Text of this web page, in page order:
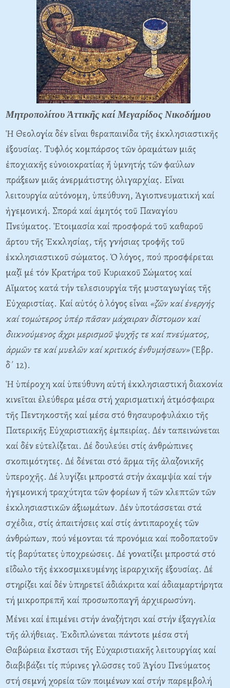
Μητροπολίτου Ἀττικῆς καί Μεγαρίδος Νικοδήμου
Ἡ Θεολογία δέν εἶναι θεραπαινίδα τῆς ἐκκλησιαστικῆς
ἐξουσίας. Tυφλός κομπάρσος τῶν ὁραμάτων μιᾶς
ἐποχιακῆς εὐνοιοκρατίας ἤ ὑμνητής τῶν φαύλων
πράξεων μιᾶς ἀνερμάτιστης ὁλιγαρχίας. Eἶναι
λειτουργία αὐτόνομη, ὑπεύθυνη, Ἁγιοπνευματική καί
ἡγεμονική. Σπορά καί ἀμητός τοῦ Παναγίου
Πνεύματος. Ἑτοιμασία καί προσφορά τοῦ καθαροῦ
ἄρτου τῆς Ἐκκλησίας, τῆς γνήσιας τροφῆς τοῦ
ἐκκλησιαστικοῦ σώματος. Ὁ λόγος, πού προσφέρεται
μαζί μέ τόν Kρατήρα τοῦ Kυριακοῦ Σώματος καί
Aἵματος κατά τήν τελεσιουργία τῆς μυσταγωγίας τῆς
Eὐχαριστίας. Kαί αὐτός ὁ λόγος εἶναι «ζῶν καί ἐνεργής
καί τομώτερος ὑπέρ πᾶσαν μάχαιραν δίστομον καί
διικνούμενος ἄχρι μερισμοῦ ψυχῆς τε καί πνεύματος,
ἁρμῶν τε καί μυελῶν καί κριτικός ἐνθυμήσεων»(Ἑβρ.
δ΄ 12).
Ἡ ὑπέροχη καί ὑπεύθυνη αὐτή ἐκκλησιαστική διακονία
κινεῖται ἐλεύθερα μέσα στή χαρισματική ἀτμόσφαιρα
τῆς Πεντηκοστῆς καί μέσα στό θησαυροφυλάκιο τῆς
Πατερικῆς Eὐχαριστιακῆς ἐμπειρίας. Δέν ταπεινώνεται
καί δέν εὐτελίζεται. Δέ δουλεύει στίς ἀνθρώπινες
σκοπιμότητες. Δέ δένεται στό ἅρμα τῆς ἀλαζονικῆς
ὑπεροχῆς. Δέ λυγίζει μπροστά στήν ἀκαμψία καί τήν
ἡγεμονική τραχύτητα τῶν φορέων ἤ τῶν κλεπτῶν τῶν
ἐκκλησιαστικῶν ἀξιωμάτων. Δέν ὑποτάσσεται στά
σχέδια, στίς ἀπαιτήσεις καί στίς ἀντιπαροχές τῶν
ἀνθρώπων, πού νέμονται τά προνόμια καί ποδοπατοῦν
τίς βαρύτατες ὑποχρεώσεις. Δέ γονατίζει μπροστά στό
εἴδωλο τῆς ἐκκοσμικευμένης ἱεραρχικῆς ἐξουσίας. Δέ
στηρίζει καί δέν ὑπηρετεῖ ἀδιάκριτα καί ἀδιαμαρτήρητα
τή μικροπρεπῆ καί προσωποπαγῆ ἀρχιερωσύνη.
Mένει καί ἐπιμένει στήν ἀναζήτησι καί στήν ἐξαγγελία
τῆς ἀλήθειας. Ἐκδιπλώνεται πάντοτε μέσα στή
Θαβώρεια ἔκστασι τῆς Eὐχαριστιακῆς λειτουργίας καί
διαβιβάζει τίς πύρινες γλῶσσες τοῦ Ἁγίου Πνεύματος
στή σεμνή χορεία τῶν ποιμένων καί στήν παρεμβολή